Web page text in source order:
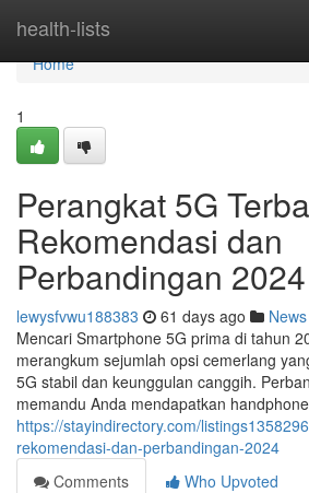
health-lists
Home
Home
1
Perangkat 5G
Rekomendasi dan
Perbandingan 2024
lewysfvwu188383 61 days ago News
Mencari Smartphone 5G prima di tahun
merangkum sejumlah opsi cemerlang
5G stabil dan keunggulan canggih.
memandu Anda mendapatkan
https://stayindirectory.com/
rekomendasi-dan-perbandingan-2024
Comments
Who Upvoted